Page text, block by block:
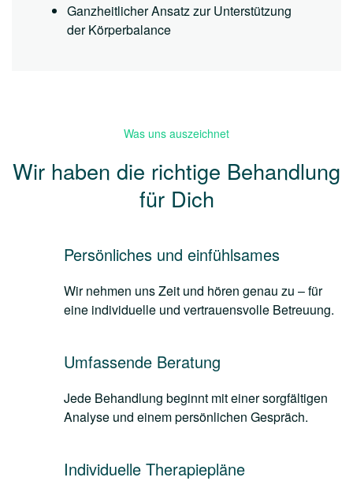
Ganzheitlicher Ansatz zur Unterstützung
der Körperbalance
Was uns auszeichnet
Wir haben die richtige Behandlung
für Dich
Persönliches und einfühlsames
Wir nehmen uns Zeit und hören genau zu – für
eine individuelle und vertrauensvolle Betreuung.
Umfassende Beratung
Jede Behandlung beginnt mit einer sorgfältigen
Analyse und einem persönlichen Gespräch.
Individuelle Therapiepläne